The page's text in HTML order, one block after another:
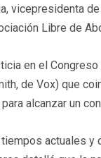
vicepresidenta
Libre de
en el
de Vox) que
alcanzar un
tiempos actuales